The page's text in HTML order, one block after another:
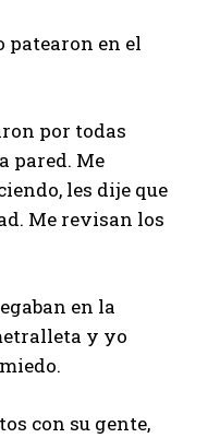
patearon en el
por todas
pared. Me
les dije que
Me revisan los
en la
y yo
con su gente,